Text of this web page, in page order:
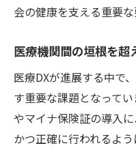
会の健康を支える重要な
医療機関間の垣根を超
医療DXが進展する中で
す重要な課題となって
やマイナ保険証の導入
かつ正確に行われるよう